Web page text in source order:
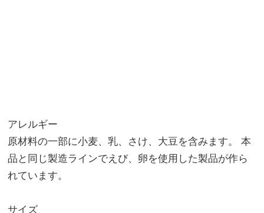
アレルギー
原材料の一部に小麦、乳、さけ、大豆を含みます。 本
品と同じ製造ラインでえび、卵を使用した製品が作ら
れています。
サイズ